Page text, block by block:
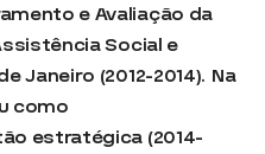
e Avaliação da
Social e
Janeiro (2012-2014). Na
como
estratégica (2014-